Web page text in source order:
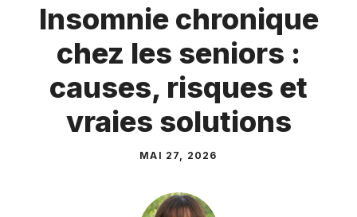
Insomnie chronique
chez les seniors :
causes, risques et
vraies solutions
MAI 27, 2026